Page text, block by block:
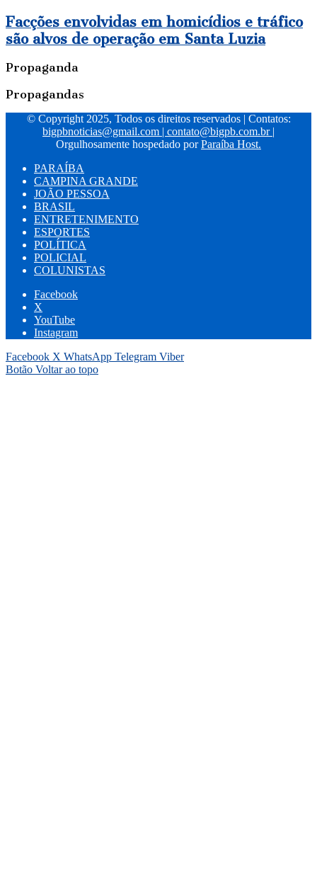
Facções envolvidas em homicídios e tráfico
são alvos de operação em Santa Luzia
Propaganda
Propagandas
© Copyright 2025, Todos os direitos reservados | Contatos:
bigpbnoticias@gmail.com | contato@bigpb.com.br |
Orgulhosamente hospedado porParaíba Host.
PARAÍBA
CAMPINA GRANDE
JOÃO PESSOA
BRASIL
ENTRETENIMENTO
ESPORTES
POLÍTICA
POLICIAL
COLUNISTAS
Facebook
X
YouTube
Instagram
Facebook X WhatsApp Telegram Viber
Botão Voltar ao topo